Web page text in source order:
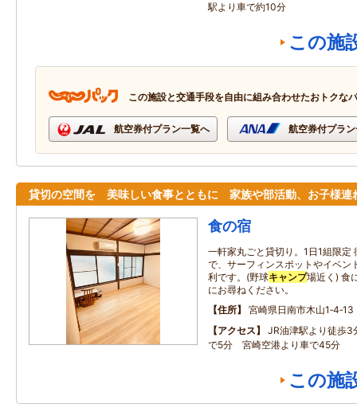
駅より車で約10分
この施
この施設と交通手段を自由に組み合わせたおトクな
航空券付プラン一覧へ 航空券付プラ
貸切の空間を 美味しい食事とともに 家族や部活動、お子様連
食の宿
一軒家丸ごと貸切り。1日1組限定
で、サーフィンスポットやイベン
利です。(野球キャンプ場近く) 食
にお尋ねください。
住所
宮崎県日南市木山1‐4‐13
アクセス
JR油津駅より徒歩
で5分 宮崎空港より車で45分
この施